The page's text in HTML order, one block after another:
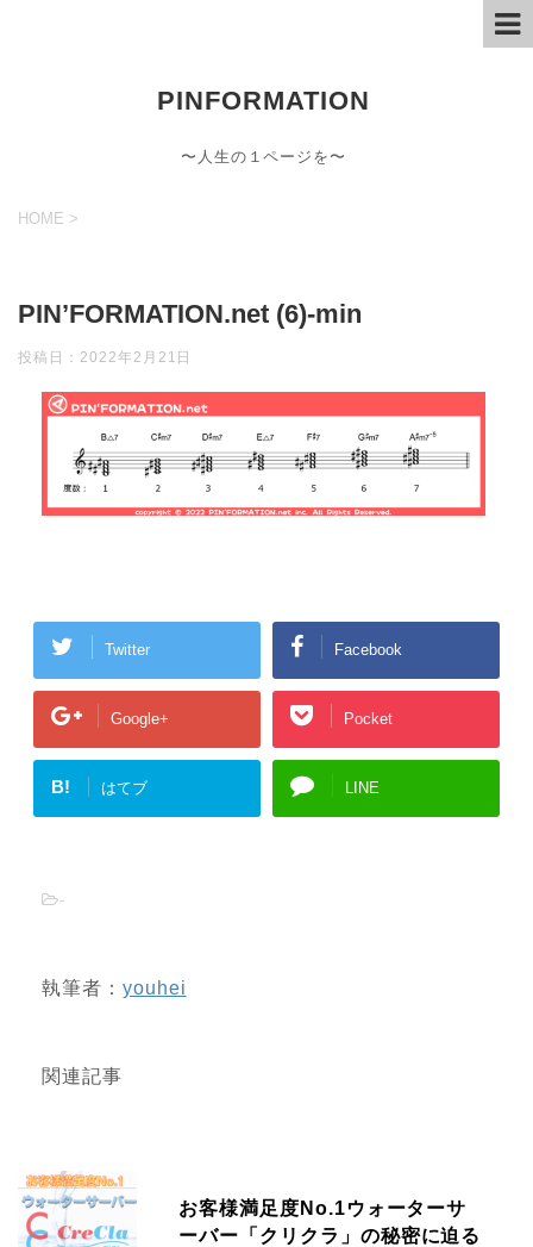
PINFORMATION
〜人生の１ページを〜
HOME >
PIN’FORMATION.net (6)-min
投稿日： 2022年2月21日
Twitter Facebook
Google+ Pocket
B! はてブ LINE
-
執筆者： youhei
関連記事
お客様満足度No.1ウォーターサ
ーバー「クリクラ」の秘密に迫る